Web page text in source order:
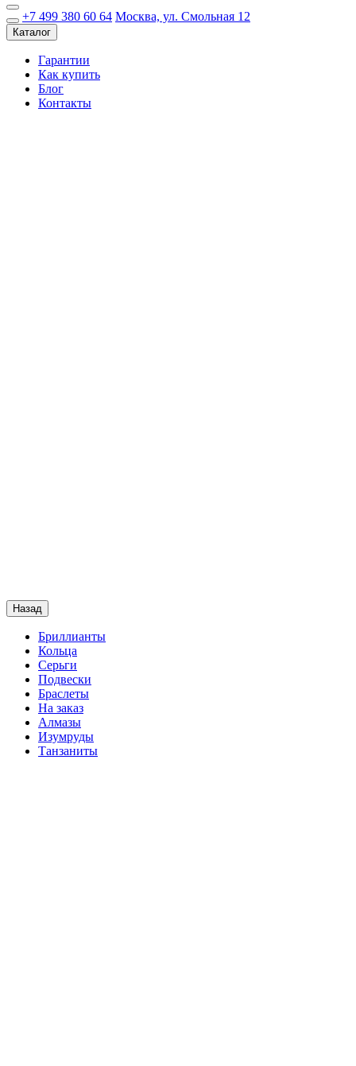
+7 499 380 60 64 Москва, ул. Смольная 12
Каталог
Гарантии
Как купить
Блог
Контакты
Назад
Бриллианты
Кольца
Серьги
Подвески
Браслеты
На заказ
Алмазы
Изумруды
Танзаниты